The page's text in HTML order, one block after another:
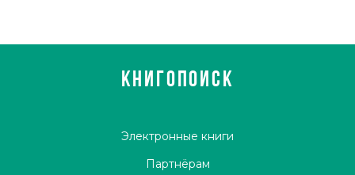
КНИГОПОИСК
Электронные книги
Партнёрам